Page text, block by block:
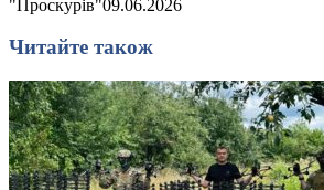
"Проскурів"09.06.2026
Читайте також